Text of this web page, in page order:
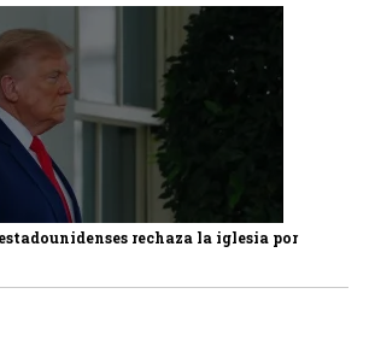
rechaza la iglesia por